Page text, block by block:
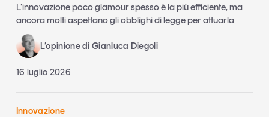
L’innovazione poco glamour spesso è la più efficiente, ma
ancora molti aspettano gli obblighi di legge per attuarla
L’opinione di Gianluca Diegoli
16 luglio 2026
Innovazione